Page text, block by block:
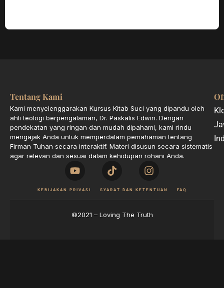
Tentang Kami
Kami menyelenggarakan Kursus Kitab Suci yang dipandu oleh
ahli teologi berpengalaman, Dr. Paskalis Edwin. Dengan
pendekatan yang ringan dan mudah dipahami, kami rindu
mengajak Anda untuk memperdalam pemahaman tentang
Firman Tuhan secara interaktif. Materi disusun secara sistematis
agar relevan dan sesuai dalam kehidupan rohani Anda.
KEBIJAKAN PRIVASI SYARAT DAN KETENTUAN FAQ
©2021 – Loving The Truth